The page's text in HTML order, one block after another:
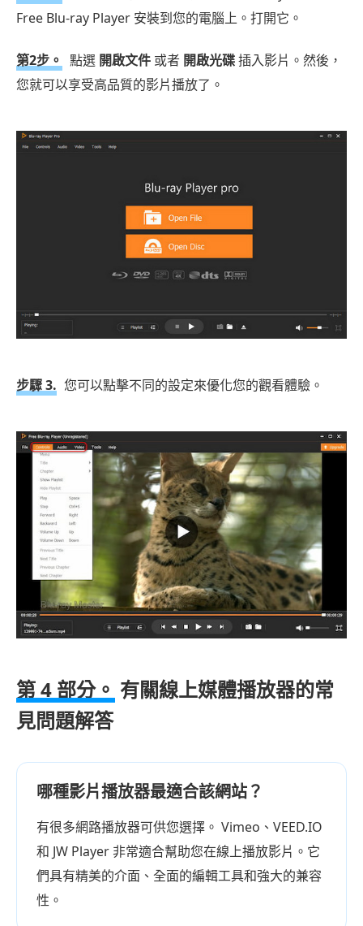
Free Blu-ray Player 安裝到您的電腦上。打開它。
第2步。 點選 開啟文件 或者 開啟光碟插入影片。然後，
您就可以享受高品質的影片播放了。
步驟 3. 您可以點擊不同的設定來優化您的觀看體驗。
第 4 部分。 有關線上媒體播放器的常
見問題解答
哪種影片播放器最適合該網站？
有很多網路播放器可供您選擇。 Vimeo、VEED.IO
和 JW Player 非常適合幫助您在線上播放影片。它
們具有精美的介面、全面的編輯工具和強大的兼容
性。